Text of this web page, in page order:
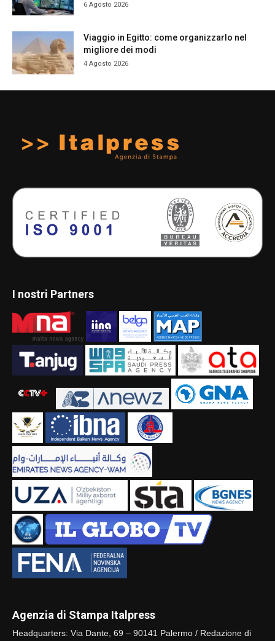
6 Agosto 2026
Viaggio in Egitto: come organizzarlo nel
migliore dei modi
4 Agosto 2026
I nostri Partners
Agenzia di Stampa Italpress
Headquarters: Via Dante, 69 – 90141 Palermo / Redazione di